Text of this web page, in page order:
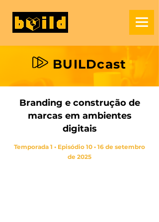
BUILDcast
Branding e construção de
marcas em ambientes
digitais
Temporada 1 • Episódio 10 • 16 de setembro
de 2025